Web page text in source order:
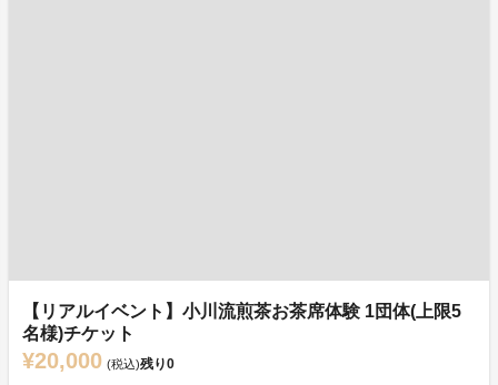
【リアルイベント】小川流煎茶お茶席体験 1団体(上限5
名様)チケット
¥20,000 (税込)残り0